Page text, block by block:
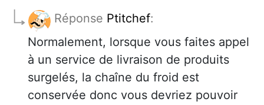
Réponse Ptitchef:
Normalement, lorsque vous faites appel
à un service de livraison de produits
surgelés, la chaîne du froid est
conservée donc vous devriez pouvoir